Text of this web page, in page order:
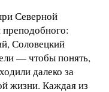
Северной
Соловецкий
— чтобы понять,
далеко за
жизни. Каждая из